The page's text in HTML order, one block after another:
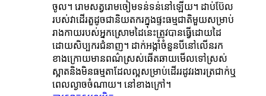
ចូល។ រោមសត្វរោមចៀមទន់ទន់នៅឡើយ។ ដាប់ប៊ែល
របស់វាដើរតួដូចជានិយតករក្នុងផ្ទះធម្មជាតិមួយសម្រាប់
រាងកាយរបស់អ្នកស្រោមដៃនេះត្រូវបានធ្វើដោយដៃ
ដោយសិប្បករជំនាញ។ ដាក់អង្កាំចំនួនបីនៅលើនរក
ខាងក្រោយមានពណ៌ស្រស់ឆើតឆាយមើលទៅស្រស់
ស្អាតនិងមិនធម្មតាដែលល្អសម្រាប់ដើររដូវរងារត្រជាក់ឬ
ពេលល្ងាចចំណាយ។ នៅខាងក្រៅ។